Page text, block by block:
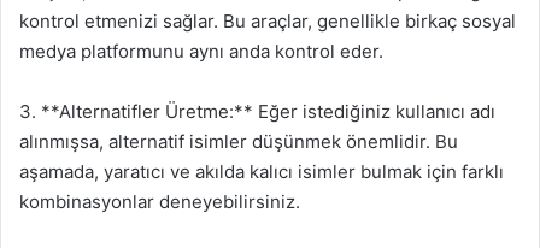
kontrol etmenizi sağlar. Bu araçlar, genellikle birkaç sosyal
medya platformunu aynı anda kontrol eder.
3. **Alternatifler Üretme:** Eğer istediğiniz kullanıcı adı
alınmışsa, alternatif isimler düşünmek önemlidir. Bu
aşamada, yaratıcı ve akılda kalıcı isimler bulmak için farklı
kombinasyonlar deneyebilirsiniz.